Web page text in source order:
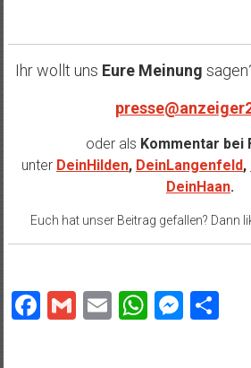
Ihr wollt uns Eure Meinung
oder als Kommentar bei
unter DeinHilden, DeinLangenfeld,
DeinHaan.
Euch hat unser Beitrag gefallen? Dann
Facebook
Gmail
Email